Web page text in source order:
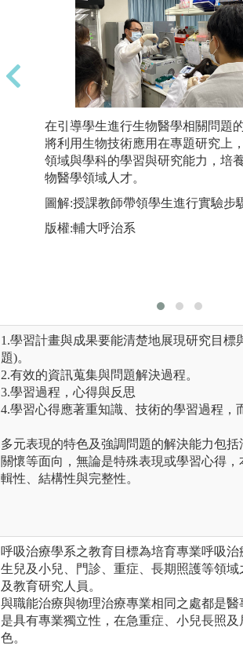
技術練習：學習操作練習各種評估與治療
在引導學生進行生物醫學相關問題
將利用生物技術應用在專題研究上
領域與學科的學習與研究能力，培
物醫學領域人才。
圖解:授課教師帶領學生進行實驗步
版權:輔大呼治系
1.學習計畫與成果要能清楚地展現研究目標
題)。
2.有效的資訊蒐集與問題解決過程。
3.學習過程，心得與反思
4.學習心得應著重知識、技術的學習過程，
多元表現的特色及強調問題的解決能力包
關懷等面向，無論是特殊表現或學習心得
輯性、結構性與完整性。
呼吸治療學系之教育目標為培育專業呼吸
生兒及小兒、門診、重症、長期照護等領
及教育研究人員。
與職能治療與物理治療專業相同之處都是
是具有專業獨立性，在急重症、小兒長照
色。